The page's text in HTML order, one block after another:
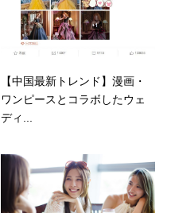
【中国最新トレンド】漫画・
ワンピースとコラボしたウェ
ディ...